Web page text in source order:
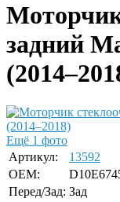
задний
Ещё 1 фото
Артикул:
13592
OEM:
Перед/Зад: Зад